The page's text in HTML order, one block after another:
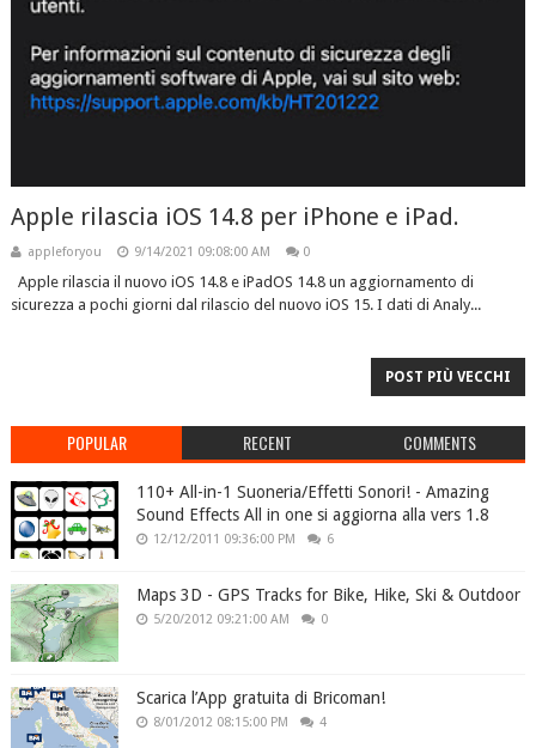
Apple rilascia iOS 14.8 per iPhone e iPad.
appleforyou 9/14/2021 09:08:00 AM 0
Apple rilascia il nuovo iOS 14.8 e iPadOS 14.8 un aggiornamento di
sicurezza a pochi giorni dal rilascio del nuovo iOS 15. I dati di Analy...
POST PIÙ VECCHI
POPULAR RECENT COMMENTS
110+ All-in-1 Suoneria/Effetti Sonori! - Amazing
Sound Effects All in one si aggiorna alla vers 1.8
12/12/2011 09:36:00 PM 6
Maps 3D - GPS Tracks for Bike, Hike, Ski & Outdoor
5/20/2012 09:21:00 AM 0
Scarica l’App gratuita di Bricoman!
8/01/2012 08:15:00 PM 4